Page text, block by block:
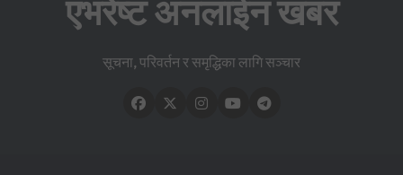
एभरेष्ट अनलाईन खबर
सूचना, परिवर्तन र समृद्धिका लागि सञ्चार